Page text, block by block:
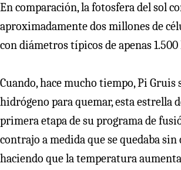
En comparación, la fotosfera del sol
aproximadamente dos millones de
con diámetros típicos de apenas
Cuando, hace mucho tiempo, Pi Gruis
hidrógeno para quemar, esta estrella
primera etapa de su programa de
contrajo a medida que se quedaba
haciendo que la temperatura